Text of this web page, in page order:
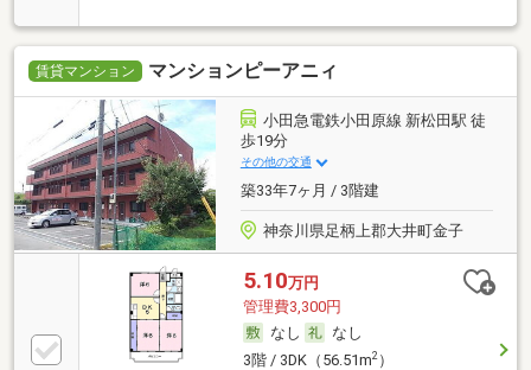
賃貸マンション マンションピーアニィ
小田急電鉄小田原線 新松田駅 徒
歩19分
その他の交通
築33年7ヶ月 / 3階建
神奈川県足柄上郡大井町金子
5.10万円
管理費3,300円
なし
なし
3階 / 3DK（56.51m2）